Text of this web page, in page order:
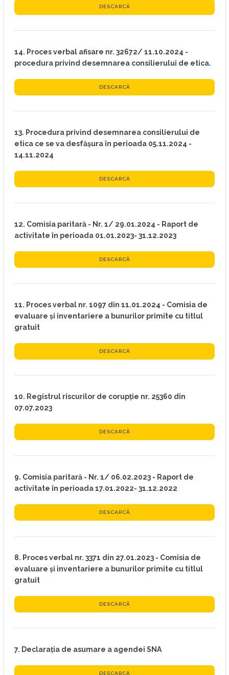
DESCARCĂ
14. Proces verbal afisare nr. 32672/ 11.10.2024 -
procedura privind desemnarea consilierului de etica.
DESCARCĂ
13. Procedura privind desemnarea consilierului de
etica ce se va desfășura în perioada 05.11.2024 -
14.11.2024
DESCARCĂ
12. Comisia paritară - Nr. 1/ 29.01.2024 - Raport de
activitate în perioada 01.01.2023- 31.12.2023
DESCARCĂ
11. Proces verbal nr. 1097 din 11.01.2024 - Comisia de
evaluare și inventariere a bunurilor primite cu titlul
gratuit
DESCARCĂ
10. Registrul riscurilor de corupție nr. 25360 din
07.07.2023
DESCARCĂ
9. Comisia paritară - Nr. 1/ 06.02.2023 - Raport de
activitate în perioada 17.01.2022- 31.12.2022
DESCARCĂ
8. Proces verbal nr. 3371 din 27.01.2023 - Comisia de
evaluare și inventariere a bunurilor primite cu titlul
gratuit
DESCARCĂ
7. Declarația de asumare a agendei SNA
DESCARCĂ